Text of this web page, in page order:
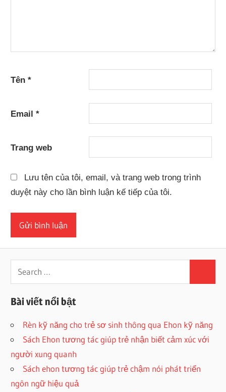
Tên*
Email*
Trang web
Lưu tên của tôi, email, và trang web trong trình
duyệt này cho lần bình luận kế tiếp của tôi.
Search
for:
Bài viết nổi bật
Rèn kỹ năng cho trẻ sơ sinh thông qua Ehon kỹ năng
Sách Ehon tương tác giúp trẻ nhận biết cảm xúc với
người xung quanh
Sách ehon tương tác giúp trẻ chậm nói phát triển
ngôn ngữ hiệu quả